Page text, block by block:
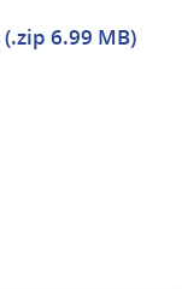
6.99 MB)